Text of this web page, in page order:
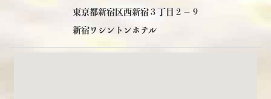
東京都新宿区西新宿３丁目２－９
新宿ワシントンホテル